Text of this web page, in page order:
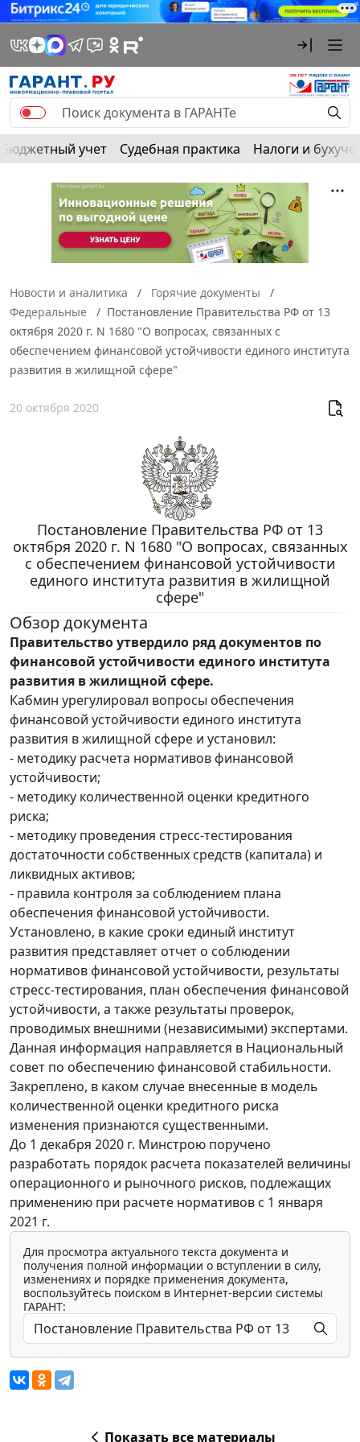
Бюджетный учет Судебная практика Налоги и
Новости и аналитика
Горячие документы
Федеральные
Постановление Правительства РФ от 13
октября 2020 г. N 1680 "О вопросах, связанных с
обеспечением финансовой устойчивости единого института
развития в жилищной сфере"
20 октября 2020
Постановление Правительства РФ от 13
октября 2020 г. N 1680 "О вопросах, связанных
с обеспечением финансовой устойчивости
единого института развития в жилищной
сфере"
Обзор документа
Правительство утвердило ряд документов по
финансовой устойчивости единого института
развития в жилищной сфере.
Кабмин урегулировал вопросы обеспечения
финансовой устойчивости единого института
развития в жилищной сфере и установил:
- методику расчета нормативов финансовой
устойчивости;
- методику количественной оценки кредитного
риска;
- методику проведения стресс-тестирования
достаточности собственных средств (капитала) и
ликвидных активов;
- правила контроля за соблюдением плана
обеспечения финансовой устойчивости.
Установлено, в какие сроки единый институт
развития представляет отчет о соблюдении
нормативов финансовой устойчивости, результаты
стресс-тестирования, план обеспечения финансовой
устойчивости, а также результаты проверок,
проводимых внешними (независимыми) экспертами.
Данная информация направляется в Национальный
совет по обеспечению финансовой стабильности.
Закреплено, в каком случае внесенные в модель
количественной оценки кредитного риска
изменения признаются существенными.
До 1 декабря 2020 г. Минстрою поручено
разработать порядок расчета показателей величины
операционного и рыночного рисков, подлежащих
применению при расчете нормативов с 1 января
2021 г.
Для просмотра актуального текста документа и
получения полной информации о вступлении в силу,
изменениях и порядке применения документа,
воспользуйтесь поиском в Интернет-версии системы
ГАРАНТ:
Показать все материалы